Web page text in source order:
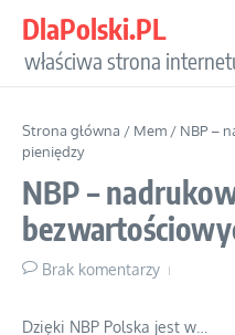
DlaPolski.PL
właściwa strona
Strona główna / Mem / NBP –
pieniędzy
NBP –
Brak komentarzy
Dzięki NBP Polska jest w…